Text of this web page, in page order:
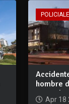
hombre
operado
Apr 18